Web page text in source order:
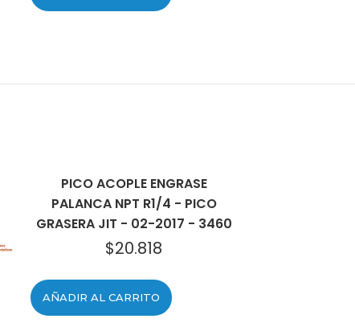
PICO ACOPLE ENGRASE
PALANCA NPT R1/4 - PICO
GRASERA JIT - 02-2017 - 3460
$20.818
AÑADIR AL CARRITO